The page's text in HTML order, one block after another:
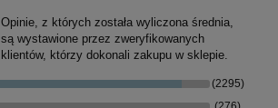
Opinie, z których została wyliczona średnia,
są wystawione przez zweryfikowanych
klientów, którzy dokonali zakupu w sklepie.
(2295)